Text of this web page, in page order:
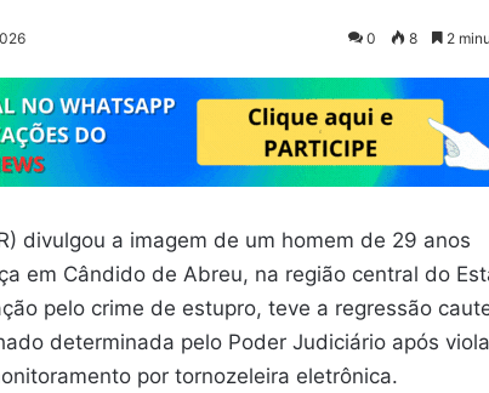
0 8 2
divulgou a imagem de um homem de 29 anos
em Cândido de Abreu, na região central do
pelo crime de estupro, teve a regressão
determinada pelo Poder Judiciário após
por tornozeleira eletrônica.